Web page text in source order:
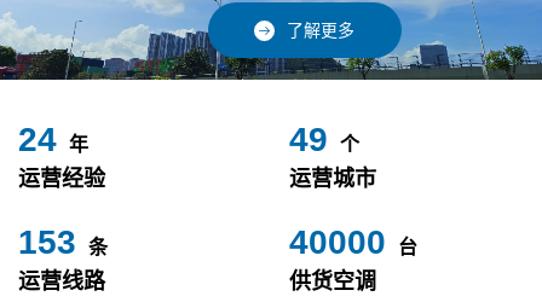
了解更多
24 年
运营经验
49 个
运营城市
153 条
运营线路
40000 台
供货空调